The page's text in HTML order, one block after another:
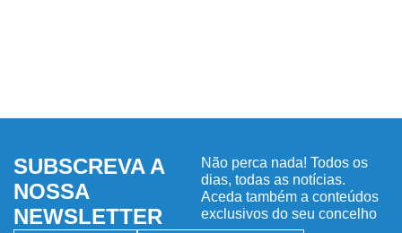
SUBSCREVA A
NOSSA
NEWSLETTER
Não perca nada! Todos os
dias, todas as notícias.
Aceda também a conteúdos
exclusivos do seu concelho